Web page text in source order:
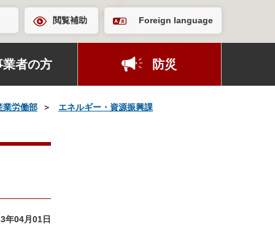
閲覧補助 Foreign language
業者の方 防災
業労働部
エネルギー・資源振興課
年04月01日